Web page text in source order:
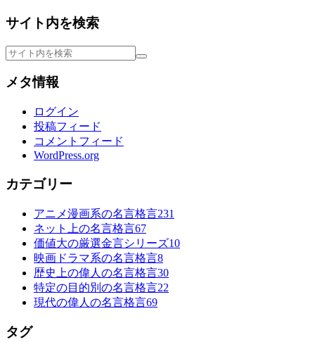
サイト内を検索
メタ情報
ログイン
投稿フィード
コメントフィード
WordPress.org
カテゴリー
アニメ漫画系の名言格言231
ネット上の名言格言67
価値大の厳選金言シリーズ10
映画ドラマ系の名言格言8
歴史上の偉人の名言格言30
特定の目的別の名言格言22
現代の偉人の名言格言69
タグ